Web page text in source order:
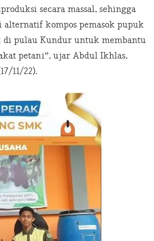
secara massal, sehingga
alternatif kompos pemasok pupuk
di pulau Kundur untuk membantu
petani”, ujar Abdul Ikhlas,
11/22).